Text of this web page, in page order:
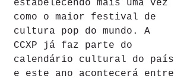
estabelecendo mais uma vez
como o maior festival de
cultura pop do mundo. A
CCXP já faz parte do
calendário cultural do país
e este ano acontecerá entre